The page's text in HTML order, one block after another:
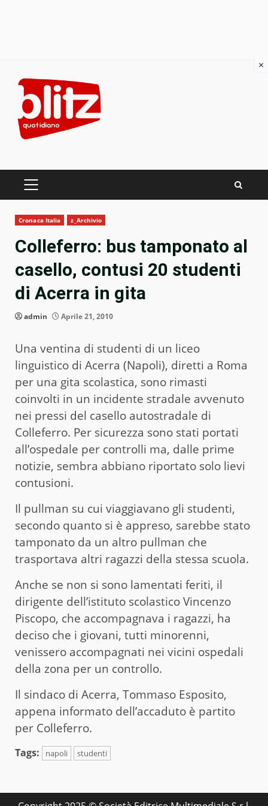
content
PRIMARY
Cronaca Italia z_Archivio
Colleferro: bus tamponato al
casello, contusi 20 studenti
di Acerra in gita
admin Aprile 21, 2010
Una ventina di studenti di un liceo
linguistico di Acerra (Napoli), diretti a Roma
per una gita scolastica, sono rimasti
coinvolti in un incidente stradale avvenuto
nei pressi del casello autostradale di
Colleferro. Per sicurezza sono stati portati
all’ospedale per controlli ma, dalle prime
notizie, sembra abbiano riportato solo lievi
contusioni.
Il pullman su cui viaggiavano gli studenti,
secondo quanto si è appreso, sarebbe stato
tamponato da un altro pullman che
trasportava altri ragazzi della stessa scuola.
Anche se non si sono lamentati feriti, il
dirigente dell’istituto scolastico Vincenzo
Piscopo, che accompagnava i ragazzi, ha
deciso che i giovani, tutti minorenni,
venissero accompagnati nei vicini ospedali
della zona per un controllo.
Il sindaco di Acerra, Tommaso Esposito,
appena informato dell’accaduto è partito
per Colleferro.
Tags: napoli studenti
×